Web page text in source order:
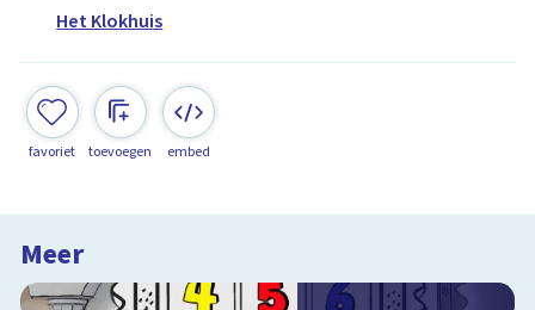
Het Klokhuis
favoriet toevoegen embed
Meer